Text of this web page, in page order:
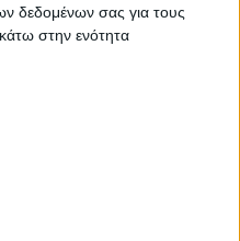
δεδομένων σας για τους
στην ενότητα
Ηράκλειο